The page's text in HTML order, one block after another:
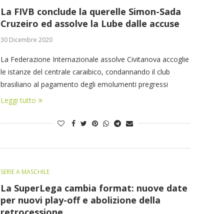
La FIVB conclude la querelle Simon-Sada
Cruzeiro ed assolve la Lube dalle accuse
30 Dicembre 2020
La Federazione Internazionale assolve Civitanova accoglie
le istanze del centrale caraibico, condannando il club
brasiliano al pagamento degli emolumenti pregressi
Leggi tutto
SERIE A MASCHILE
La SuperLega cambia format: nuove date
per nuovi play-off e abolizione della